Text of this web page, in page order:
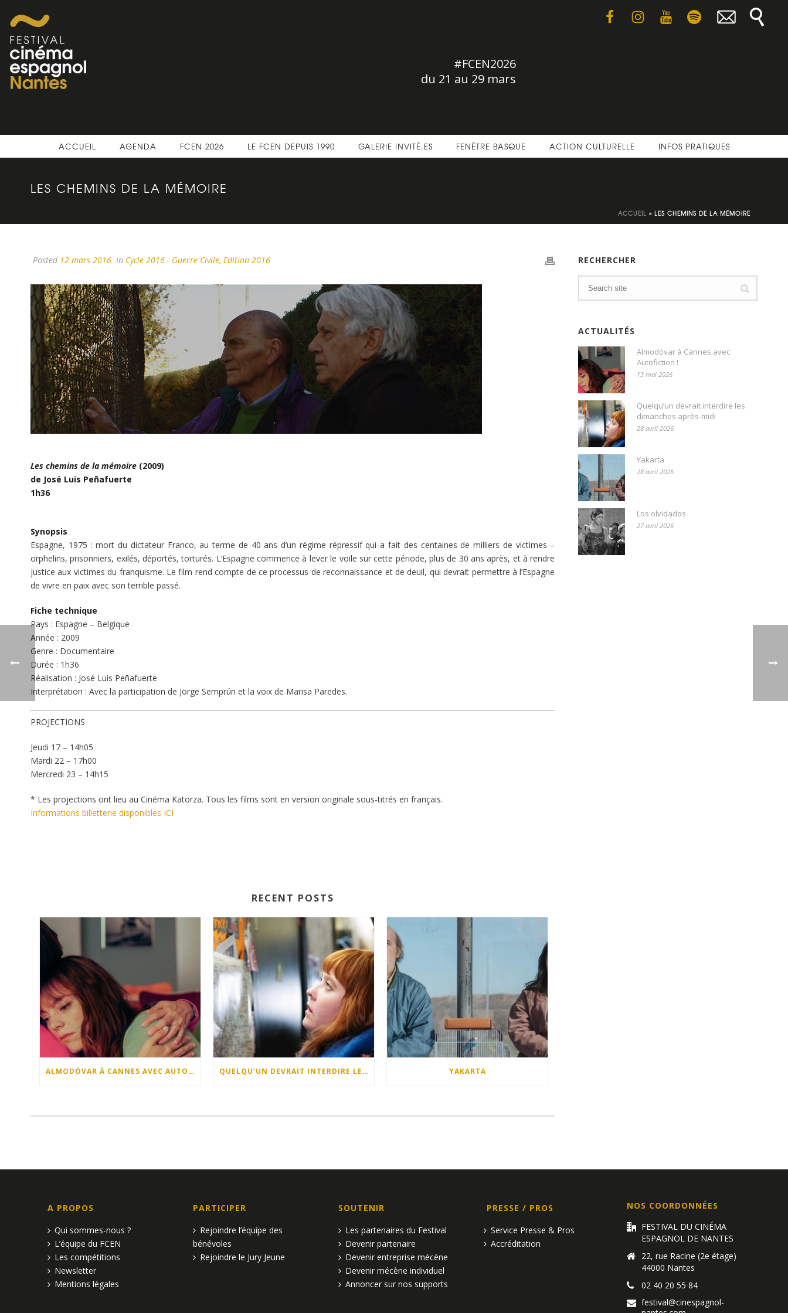
#FCEN2026
du 21 au 29 mars
ACCUEIL AGENDA FCEN 2026 LE FCEN DEPUIS 1990 GALERIE INVITÉ.ES FENÊTRE BASQUE ACTION CULTURELLE INFOS PRATIQUES
LES CHEMINS DE LA MÉMOIRE
ACCUEIL » LES CHEMINS DE LA MÉMOIRE
Posted 12 mars 2016 In Cycle 2016 - Guerre Civile, Edition 2016
Les chemins de la mémoire (2009)
de José Luis Peñafuerte
1h36
Synopsis
Espagne, 1975 : mort du dictateur Franco, au terme de 40 ans d’un régime répressif qui a fait des centaines de milliers de victimes –
orphelins, prisonniers, exilés, déportés, torturés. L’Espagne commence à lever le voile sur cette période, plus de 30 ans après, et à rendre
justice aux victimes du franquisme. Le film rend compte de ce processus de reconnaissance et de deuil, qui devrait permettre à l’Espagne
de vivre en paix avec son terrible passé.
Fiche technique
Pays : Espagne – Belgique
Année : 2009
Genre : Documentaire
Durée : 1h36
Réalisation : José Luis Peñafuerte
Interprétation : Avec la participation de Jorge Semprún et la voix de Marisa Paredes.
PROJECTIONS
Jeudi 17 – 14h05
Mardi 22 – 17h00
Mercredi 23 – 14h15
* Les projections ont lieu au Cinéma Katorza. Tous les films sont en version originale sous-titrés en français.
Informations billetterie disponibles ICI
RECENT POSTS
ALMODÓVAR À CANNES AVEC AUTOFICTION ! QUELQU’UN DEVRAIT INTERDIRE LES DIMANCHES APRÈS-MIDI YAKARTA
RECHERCHER
ACTUALITÉS
Almodóvar à Cannes avec
Autofiction !
13 mai 2026
Quelqu’un devrait interdire les
dimanches après-midi
28 avril 2026
Yakarta
28 avril 2026
Los olvidados
27 avril 2026
A PROPOS
Qui sommes-nous ?
L’équipe du FCEN
Les compétitions
Newsletter
Mentions légales
PARTICIPER
Rejoindre l’équipe des
bénévoles
Rejoindre le Jury Jeune
SOUTENIR
Les partenaires du Festival
Devenir partenaire
Devenir entreprise mécène
Devenir mécène individuel
Annoncer sur nos supports
PRESSE / PROS
Service Presse & Pros
Accréditation
NOS COORDONNÉES
FESTIVAL DU CINÉMA
ESPAGNOL DE NANTES
22, rue Racine (2e étage)
44000 Nantes
02 40 20 55 84
festival@cinespagnol-